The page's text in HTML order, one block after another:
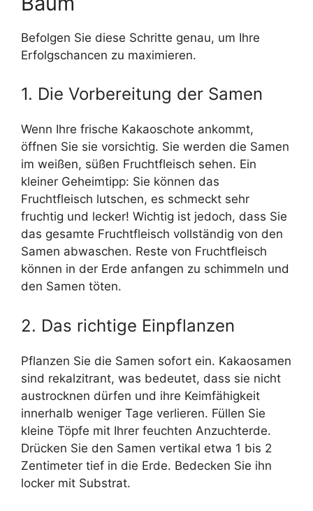
Befolgen Sie diese Schritte genau, um Ihre
Erfolgschancen zu maximieren.
1. Die Vorbereitung der Samen
Wenn Ihre frische Kakaoschote ankommt,
öffnen Sie sie vorsichtig. Sie werden die Samen
im weißen, süßen Fruchtfleisch sehen. Ein
kleiner Geheimtipp: Sie können das
Fruchtfleisch lutschen, es schmeckt sehr
fruchtig und lecker! Wichtig ist jedoch, dass Sie
das gesamte Fruchtfleisch vollständig von den
Samen abwaschen. Reste von Fruchtfleisch
können in der Erde anfangen zu schimmeln und
den Samen töten.
2. Das richtige Einpflanzen
Pflanzen Sie die Samen sofort ein. Kakaosamen
sind rekalzitrant, was bedeutet, dass sie nicht
austrocknen dürfen und ihre Keimfähigkeit
innerhalb weniger Tage verlieren. Füllen Sie
kleine Töpfe mit Ihrer feuchten Anzuchterde.
Drücken Sie den Samen vertikal etwa 1 bis 2
Zentimeter tief in die Erde. Bedecken Sie ihn
locker mit Substrat.